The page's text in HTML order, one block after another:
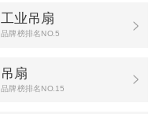
工业吊扇
品牌榜排名NO.5
吊扇
品牌榜排名NO.15